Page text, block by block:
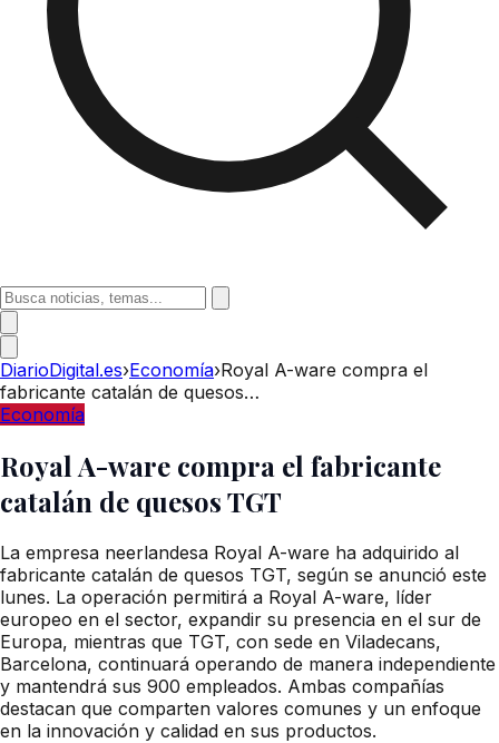
DiarioDigital.es›Economía›Royal A-ware compra el
fabricante catalán de quesos…
Economía
Royal A-ware compra el fabricante
catalán de quesos TGT
La empresa neerlandesa Royal A-ware ha adquirido al
fabricante catalán de quesos TGT, según se anunció este
lunes. La operación permitirá a Royal A-ware, líder
europeo en el sector, expandir su presencia en el sur de
Europa, mientras que TGT, con sede en Viladecans,
Barcelona, continuará operando de manera independiente
y mantendrá sus 900 empleados. Ambas compañías
destacan que comparten valores comunes y un enfoque
en la innovación y calidad en sus productos.